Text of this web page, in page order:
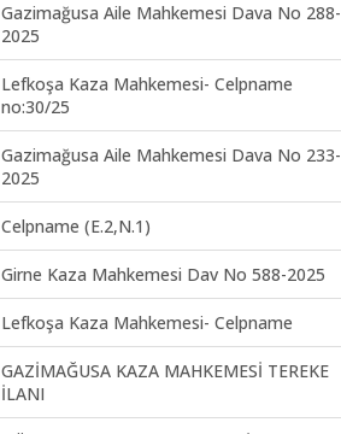
Gazimağusa Aile Mahkemesi Dava No 288-
2025
Lefkoşa Kaza Mahkemesi- Celpname
no:30/25
Gazimağusa Aile Mahkemesi Dava No 233-
2025
Celpname (E.2,N.1)
Girne Kaza Mahkemesi Dav No 588-2025
Lefkoşa Kaza Mahkemesi- Celpname
GAZİMAĞUSA KAZA MAHKEMESİ TEREKE
İLANI